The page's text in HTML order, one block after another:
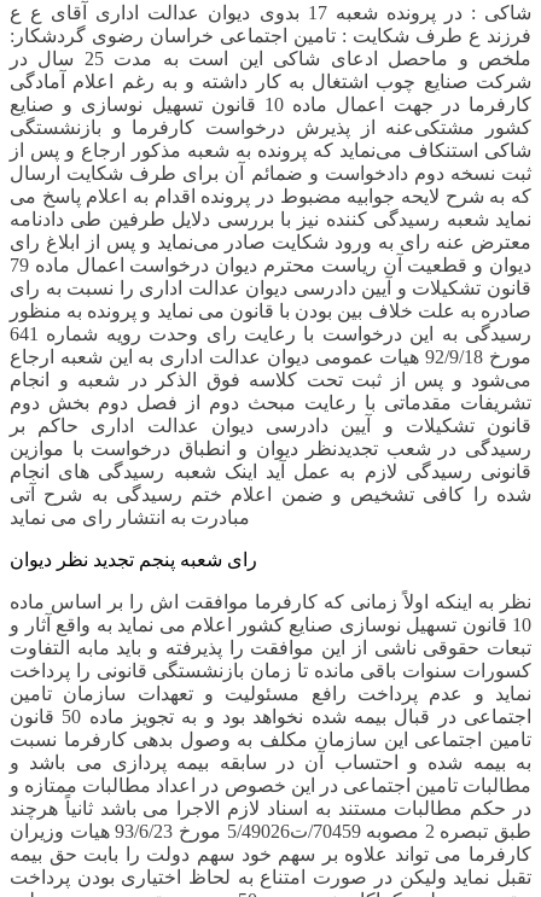
شاکی : در پرونده شعبه 17 بدوی دیوان عدالت اداری آقای ع ع
فرزند ع طرف شکایت : تامین اجتماعی خراسان رضوی گردشکار:
ملخص و ماحصل ادعای شاکی این است به مدت 25 سال در
شرکت صنایع چوب اشتغال به کار داشته و به رغم اعلام آمادگی
کارفرما در جهت اعمال ماده 10 قانون تسهیل نوسازی و صنایع
کشور مشتکی‌عنه از پذیرش درخواست کارفرما و بازنشستگی
شاکی استنکاف می‌نماید که پرونده به شعبه مذکور ارجاع و پس از
ثبت نسخه دوم دادخواست و ضمائم آن برای طرف شکایت ارسال
که به شرح لایحه جوابیه مضبوط در پرونده اقدام به اعلام پاسخ می
نماید شعبه رسیدگی کننده نیز با بررسی دلایل طرفین طی دادنامه
معترض عنه رای به ورود شکایت صادر می‌نماید و پس از ابلاغ رای
دیوان و قطعیت آن ریاست محترم دیوان درخواست اعمال ماده 79
قانون تشکیلات و آیین دادرسی دیوان عدالت اداری را نسبت به رای
صادره به علت خلاف بین بودن با قانون می نماید و پرونده به منظور
رسیدگی به این درخواست با رعایت رای وحدت رویه شماره 641
مورخ 92/9/18 هیات عمومی دیوان عدالت اداری به این شعبه ارجاع
می‌شود و پس از ثبت تحت کلاسه فوق الذکر در شعبه و انجام
تشریفات مقدماتی با رعایت مبحث دوم از فصل دوم بخش دوم
قانون تشکیلات و آیین دادرسی دیوان عدالت اداری حاکم بر
رسیدگی در شعب تجدیدنظر دیوان و انطباق درخواست با موازین
قانونی رسیدگی لازم به عمل آید اینک شعبه رسیدگی های انجام
شده را کافی تشخیص و ضمن اعلام ختم رسیدگی به شرح آتی
مبادرت به انتشار رای می نماید
رای شعبه پنجم تجدید نظر دیوان
نظر به اینکه اولاً زمانی که کارفرما موافقت اش را بر اساس ماده
10 قانون تسهیل نوسازی صنایع کشور اعلام می نماید به واقع آثار و
تبعات حقوقی ناشی از این موافقت را پذیرفته و باید مابه التفاوت
کسورات سنوات باقی مانده تا زمان بازنشستگی قانونی را پرداخت
نماید و عدم پرداخت رافع مسئولیت و تعهدات سازمان تامین
اجتماعی در قبال بیمه شده نخواهد بود و به تجویز ماده 50 قانون
تامین اجتماعی این سازمان مکلف به وصول بدهی کارفرما نسبت
به بیمه شده و احتساب آن در سابقه بیمه پردازی می باشد و
مطالبات تامین اجتماعی در این خصوص در اعداد مطالبات ممتازه و
در حکم مطالبات مستند به اسناد لازم الاجرا می باشد ثانیاً هرچند
طبق تبصره 2 مصوبه 70459/ت5/49026 مورخ 93/6/23 هیات وزیران
کارفرما می تواند علاوه بر سهم خود سهم دولت را بابت حق بیمه
تقبل نماید ولیکن در صورت امتناع به لحاظ اختیاری بودن پرداخت